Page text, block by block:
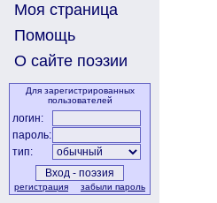
Моя страница
Помощь
О сайте поэзии
Для зарегистрированных
пользователей
логин:
пароль:
тип:
регистрация забыли пароль